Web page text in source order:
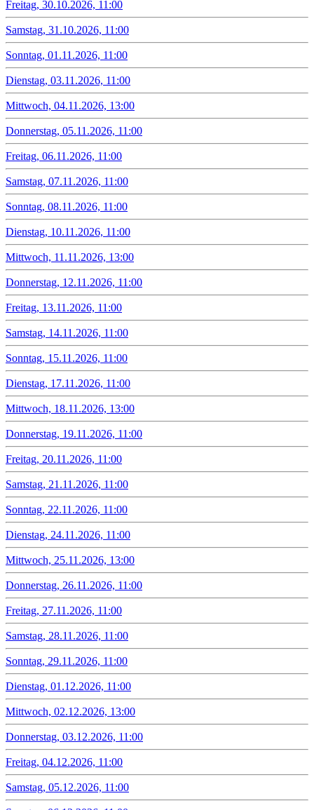
Freitag, 30.10.2026, 11:00
Samstag, 31.10.2026, 11:00
Sonntag, 01.11.2026, 11:00
Dienstag, 03.11.2026, 11:00
Mittwoch, 04.11.2026, 13:00
Donnerstag, 05.11.2026, 11:00
Freitag, 06.11.2026, 11:00
Samstag, 07.11.2026, 11:00
Sonntag, 08.11.2026, 11:00
Dienstag, 10.11.2026, 11:00
Mittwoch, 11.11.2026, 13:00
Donnerstag, 12.11.2026, 11:00
Freitag, 13.11.2026, 11:00
Samstag, 14.11.2026, 11:00
Sonntag, 15.11.2026, 11:00
Dienstag, 17.11.2026, 11:00
Mittwoch, 18.11.2026, 13:00
Donnerstag, 19.11.2026, 11:00
Freitag, 20.11.2026, 11:00
Samstag, 21.11.2026, 11:00
Sonntag, 22.11.2026, 11:00
Dienstag, 24.11.2026, 11:00
Mittwoch, 25.11.2026, 13:00
Donnerstag, 26.11.2026, 11:00
Freitag, 27.11.2026, 11:00
Samstag, 28.11.2026, 11:00
Sonntag, 29.11.2026, 11:00
Dienstag, 01.12.2026, 11:00
Mittwoch, 02.12.2026, 13:00
Donnerstag, 03.12.2026, 11:00
Freitag, 04.12.2026, 11:00
Samstag, 05.12.2026, 11:00